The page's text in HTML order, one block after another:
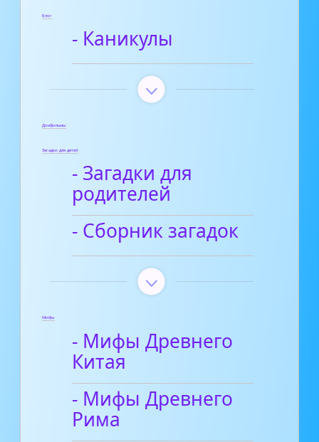
Блог
- Каникулы
Диафильмы
Загадки для детей
- Загадки для
родителей
- Сборник загадок
Мифы
- Мифы Древнего
Китая
- Мифы Древнего
Рима